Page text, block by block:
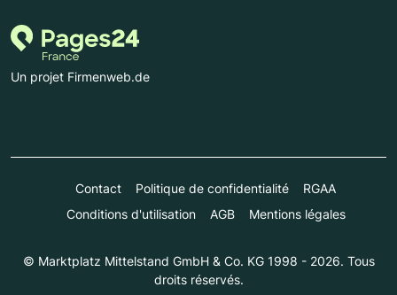
Un projet Firmenweb.de
Contact Politique de confidentialité
RGAA
Conditions d'utilisation
AGB Mentions légales
© Marktplatz Mittelstand GmbH & Co. KG 1998 - 2026. Tous
droits réservés.